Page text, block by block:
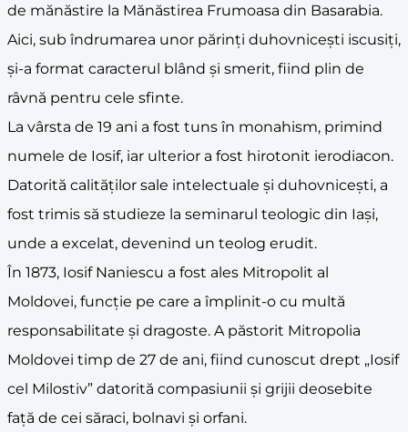
de mănăstire la Mănăstirea Frumoasa din Basarabia.
Aici, sub îndrumarea unor părinți duhovnicești iscusiți,
și-a format caracterul blând și smerit, fiind plin de
râvnă pentru cele sfinte.
La vârsta de 19 ani a fost tuns în monahism, primind
numele de Iosif, iar ulterior a fost hirotonit ierodiacon.
Datorită calităților sale intelectuale și duhovnicești, a
fost trimis să studieze la seminarul teologic din Iași,
unde a excelat, devenind un teolog erudit.
În 1873, Iosif Naniescu a fost ales Mitropolit al
Moldovei, funcție pe care a împlinit-o cu multă
responsabilitate și dragoste. A păstorit Mitropolia
Moldovei timp de 27 de ani, fiind cunoscut drept „Iosif
cel Milostiv” datorită compasiunii și grijii deosebite
față de cei săraci, bolnavi și orfani.